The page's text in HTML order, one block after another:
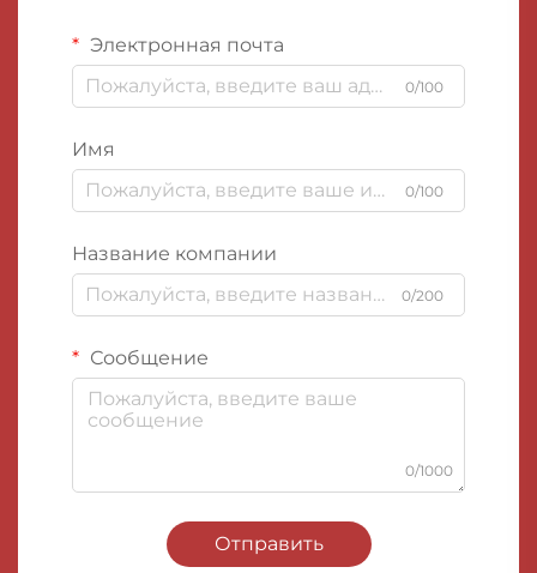
Электронная почта
0/100
Имя
0/100
Название компании
0/200
Сообщение
0/1000
Отправить